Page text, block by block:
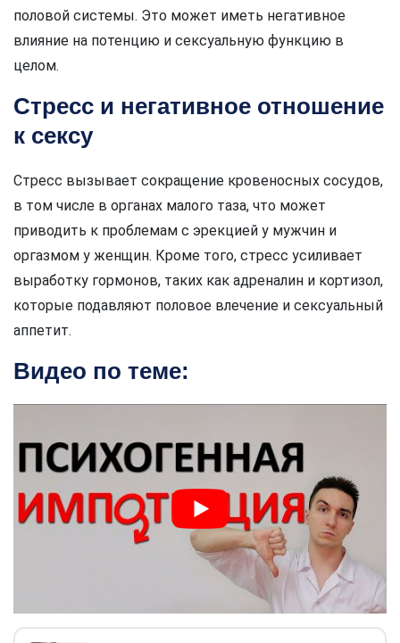
половой системы. Это может иметь негативное
влияние на потенцию и сексуальную функцию в
целом.
Стресс и негативное отношение
к сексу
Стресс вызывает сокращение кровеносных сосудов,
в том числе в органах малого таза, что может
приводить к проблемам с эрекцией у мужчин и
оргазмом у женщин. Кроме того, стресс усиливает
выработку гормонов, таких как адреналин и кортизол,
которые подавляют половое влечение и сексуальный
аппетит.
Видео по теме: